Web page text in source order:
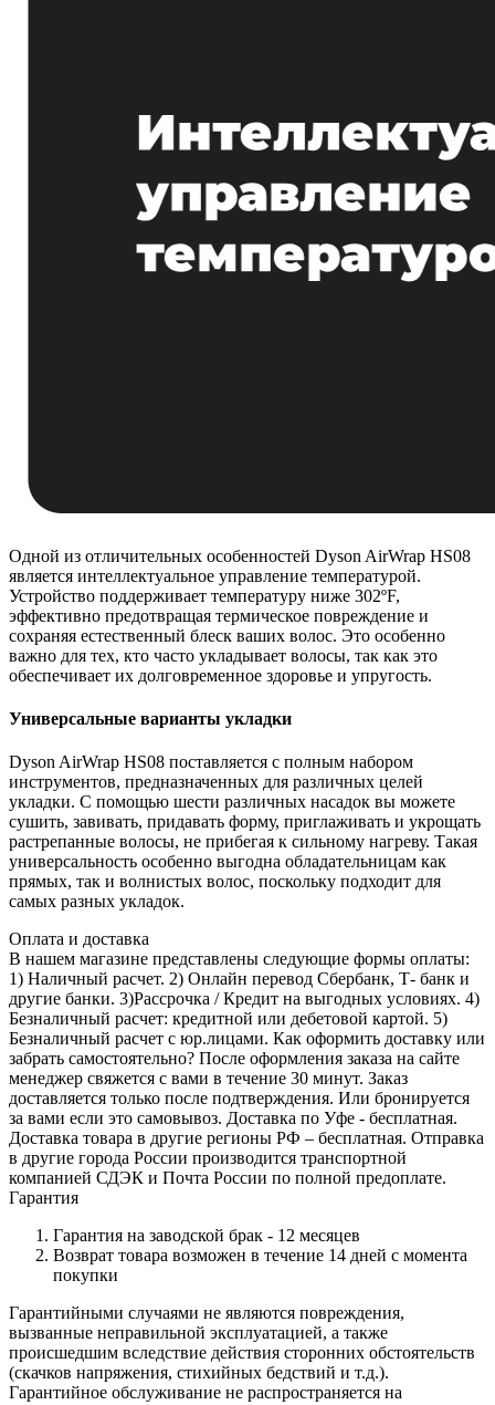
Одной из отличительных особенностей Dyson AirWrap HS08
является интеллектуальное управление температурой.
Устройство поддерживает температуру ниже 302ºF,
эффективно предотвращая термическое повреждение и
сохраняя естественный блеск ваших волос. Это особенно
важно для тех, кто часто укладывает волосы, так как это
обеспечивает их долговременное здоровье и упругость.
Универсальные варианты укладки
Dyson AirWrap HS08 поставляется с полным набором
инструментов, предназначенных для различных целей
укладки. С помощью шести различных насадок вы можете
сушить, завивать, придавать форму, приглаживать и укрощать
растрепанные волосы, не прибегая к сильному нагреву. Такая
универсальность особенно выгодна обладательницам как
прямых, так и волнистых волос, поскольку подходит для
самых разных укладок.
Оплата и доставка
В нашем магазине представлены следующие формы оплаты:
1) Наличный расчет. 2) Онлайн перевод Сбербанк, Т- банк и
другие банки. 3)Рассрочка / Кредит на выгодных условиях. 4)
Безналичный расчет: кредитной или дебетовой картой. 5)
Безналичный расчет с юр.лицами. Как оформить доставку или
забрать самостоятельно? После оформления заказа на сайте
менеджер свяжется с вами в течение 30 минут. Заказ
доставляется только после подтверждения. Или бронируется
за вами если это самовывоз. Доставка по Уфе - бесплатная.
Доставка товара в другие регионы РФ – бесплатная. Отправка
в другие города России производится транспортной
компанией СДЭК и Почта России по полной предоплате.
Гарантия
Гарантия на заводской брак - 12 месяцев
Возврат товара возможен в течение 14 дней с момента
покупки
Гарантийными случаями не являются повреждения,
вызванные неправильной эксплуатацией, а также
происшедшим вследствие действия сторонних обстоятельств
(скачков напряжения, стихийных бедствий и т.д.).
Гарантийное обслуживание не распространяется на